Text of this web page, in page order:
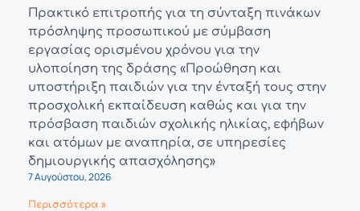
Πρακτικό επιτροπής για τη σύνταξη πινάκων
πρόσληψης προσωπικού με σύμβαση
εργασίας ορισμένου χρόνου για την
υλοποίηση της δράσης «Προώθηση και
υποστήριξη παιδιών για την ένταξή τους στην
προσχολική εκπαίδευση καθώς και για την
πρόσβαση παιδιών σχολικής ηλικίας, εφήβων
και ατόμων με αναπηρία, σε υπηρεσίες
δημιουργικής απασχόλησης»
7 Αυγούστου, 2026
Περισσότερα »